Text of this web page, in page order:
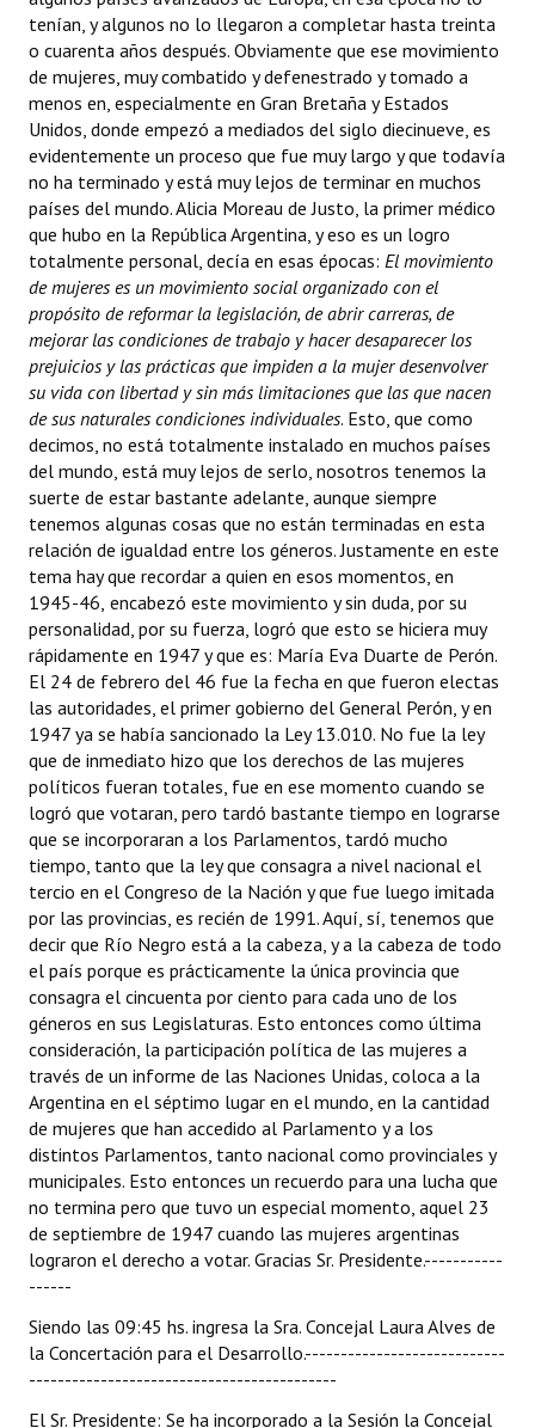
tenían, y algunos no lo llegaron a completar hasta treinta
o cuarenta años después. Obviamente que ese movimiento
de mujeres, muy combatido y defenestrado y tomado a
menos en, especialmente en Gran Bretaña y Estados
Unidos, donde empezó a mediados del siglo diecinueve, es
evidentemente un proceso que fue muy largo y que todavía
no ha terminado y está muy lejos de terminar en muchos
países del mundo. Alicia Moreau de Justo, la primer médico
que hubo en la República Argentina, y eso es un logro
totalmente personal, decía en esas épocas:  El movimiento
de mujeres es un movimiento social organizado con el
propósito de reformar la legislación, de abrir carreras, de
mejorar las condiciones de trabajo y hacer desaparecer los
prejuicios y las prácticas que impiden a la mujer desenvolver
su vida con libertad y sin más limitaciones que las que nacen
de sus naturales condiciones individuales. Esto, que como
decimos, no está totalmente instalado en muchos países
del mundo, está muy lejos de serlo, nosotros tenemos la
suerte de estar bastante adelante, aunque siempre
tenemos algunas cosas que no están terminadas en esta
relación de igualdad entre los géneros. Justamente en este
tema hay que recordar a quien en esos momentos, en
1945-46, encabezó este movimiento y sin duda, por su
personalidad, por su fuerza, logró que esto se hiciera muy
rápidamente en 1947 y que es: María Eva Duarte de Perón.
El 24 de febrero del 46 fue la fecha en que fueron electas
las autoridades, el primer gobierno del General Perón, y en
1947 ya se había sancionado la Ley 13.010. No fue la ley
que de inmediato hizo que los derechos de las mujeres
políticos fueran totales, fue en ese momento cuando se
logró que votaran, pero tardó bastante tiempo en lograrse
que se incorporaran a los Parlamentos, tardó mucho
tiempo, tanto que la ley que consagra a nivel nacional el
tercio en el Congreso de la Nación y que fue luego imitada
por las provincias, es recién de 1991. Aquí, sí, tenemos que
decir que Río Negro está a la cabeza, y a la cabeza de todo
el país porque es prácticamente la única provincia que
consagra el cincuenta por ciento para cada uno de los
géneros en sus Legislaturas. Esto entonces como última
consideración, la participación política de las mujeres a
través de un informe de las Naciones Unidas, coloca a la
Argentina en el séptimo lugar en el mundo, en la cantidad
de mujeres que han accedido al Parlamento y a los
distintos Parlamentos, tanto nacional como provinciales y
municipales. Esto entonces un recuerdo para una lucha que
no termina pero que tuvo un especial momento, aquel 23
de septiembre de 1947 cuando las mujeres argentinas
lograron el derecho a votar. Gracias Sr. Presidente.-----------
------
Siendo las 09:45 hs. ingresa la Sra. Concejal Laura Alves de
la Concertación para el Desarrollo.----------------------------
-------------------------------------------
El Sr. Presidente: Se ha incorporado a la Sesión la Concejal